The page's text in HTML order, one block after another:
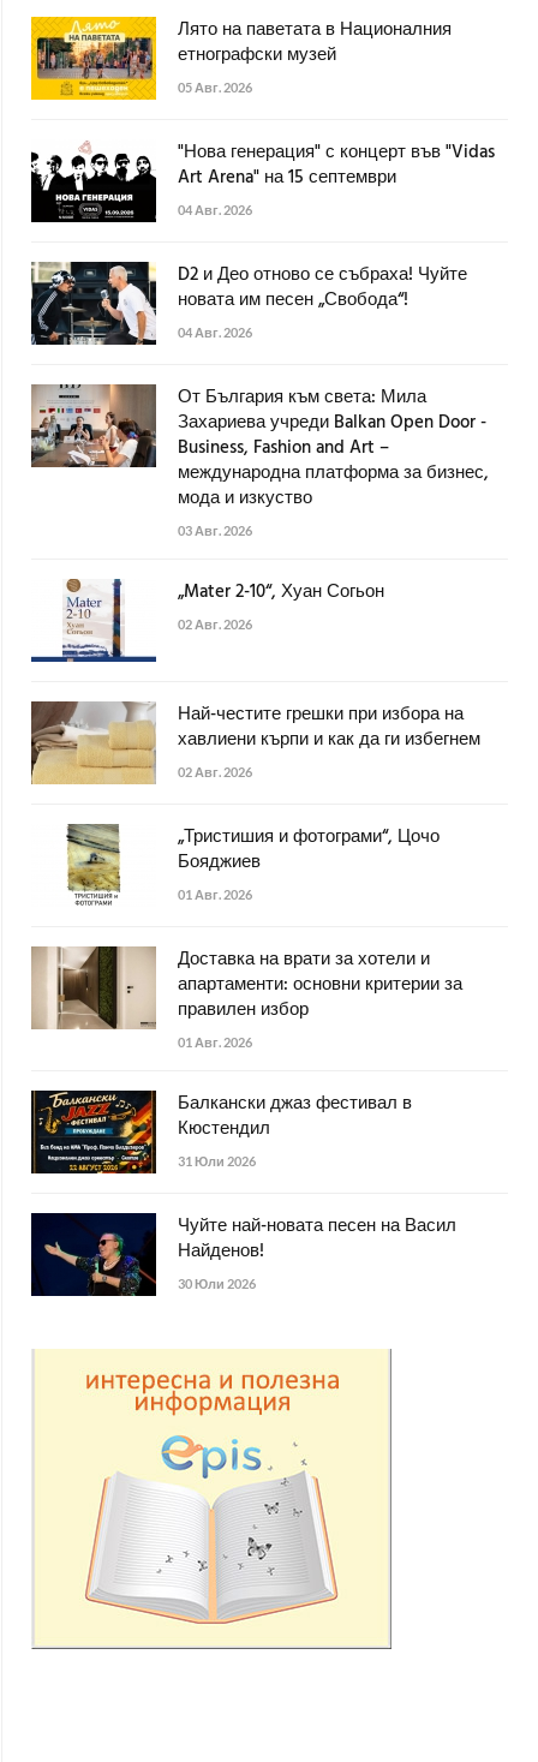
Лято на паветата в Националния
етнографски музей
05 Авг. 2026
"Нова генерация" с концерт във "Vidas
Art Arena" на 15 септември
04 Авг. 2026
D2 и Део отново се събраха! Чуйте
новата им песен „Свобода“!
04 Авг. 2026
От България към света: Мила
Захариева учреди Balkan Open Door -
Business, Fashion and Art –
международна платформа за бизнес,
мода и изкуство
03 Авг. 2026
„Mater 2-10“, Хуан Согьон
02 Авг. 2026
Най-честите грешки при избора на
хавлиени кърпи и как да ги избегнем
02 Авг. 2026
„Тристишия и фотограми“, Цочо
Бояджиев
01 Авг. 2026
Доставка на врати за хотели и
апартаменти: основни критерии за
правилен избор
01 Авг. 2026
Балкански джаз фестивал в
Кюстендил
31 Юли 2026
Чуйте най-новата песен на Васил
Найденов!
30 Юли 2026